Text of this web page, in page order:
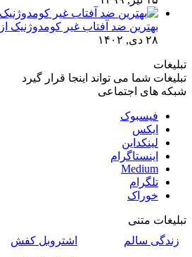
بهترین ضد آفتاب غیر کومدوژنیک
۲۸ دی, ۱۴۰۲
تبلیغات
تبلیغات شما می تواند اینجا قرار گیرد
شبکه های اجتماعی
فیسبوک
ایکس
لینکداین
اینستاگرام
Medium
تلگرام
خوراک
تبلیغات متنی
زندگی سالم
اشتروبل کفش